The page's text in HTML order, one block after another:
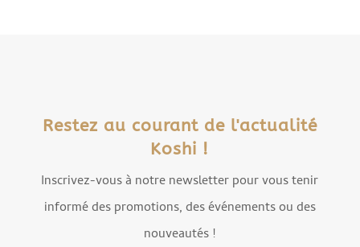
Restez au courant de l'actualité
Koshi !
Inscrivez-vous à notre newsletter pour vous tenir
informé des promotions, des événements ou des
nouveautés !